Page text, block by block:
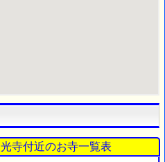
寺付近のお寺一覧表